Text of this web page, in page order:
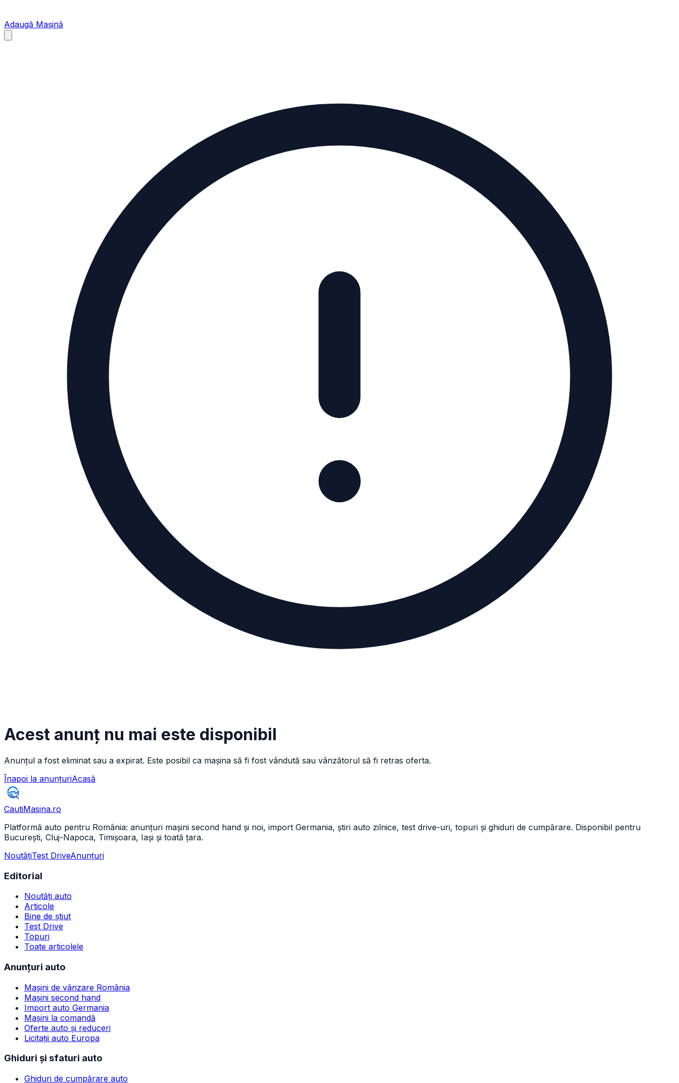
Adaugă Mașină
Acest anunț nu mai este disponibil
Anunțul a fost eliminat sau a expirat. Este posibil ca mașina să fi fost vândută sau vânzătorul să fi retras oferta.
Înapoi la anunțuriAcasă
CautiMasina.ro
Platformă auto pentru România: anunțuri mașini second hand și noi, import Germania, știri auto zilnice, test drive-uri, topuri și ghiduri de cumpărare. Disponibil pentru
București, Cluj-Napoca, Timișoara, Iași și toată țara.
NoutățiTest DriveAnunțuri
Editorial
Noutăți auto
Articole
Bine de știut
Test Drive
Topuri
Toate articolele
Anunțuri auto
Mașini de vânzare România
Mașini second hand
Import auto Germania
Mașini la comandă
Oferte auto și reduceri
Licitații auto Europa
Ghiduri și sfaturi auto
Ghiduri de cumpărare auto